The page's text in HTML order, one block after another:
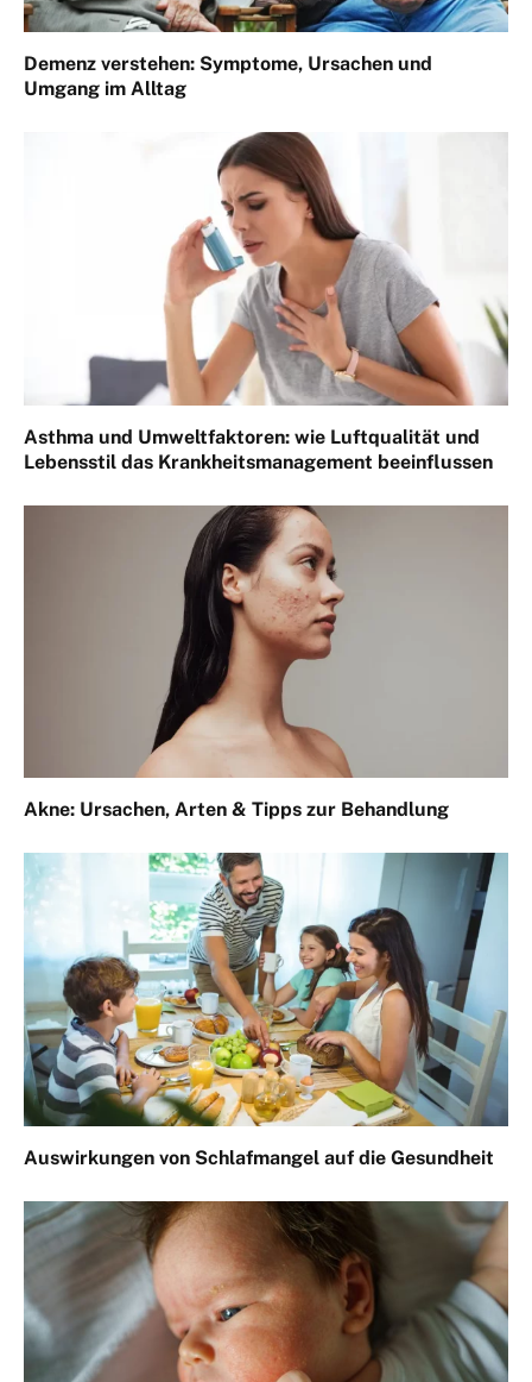
Demenz verstehen: Symptome, Ursachen und
Umgang im Alltag
Asthma und Umweltfaktoren: wie Luftqualität und
Lebensstil das Krankheitsmanagement beeinflussen
Akne: Ursachen, Arten & Tipps zur Behandlung
Auswirkungen von Schlafmangel auf die Gesundheit